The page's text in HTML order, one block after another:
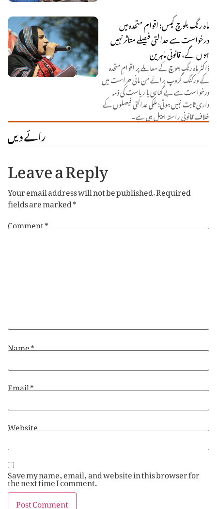
ماہ رنگ بلوچ کیس: اقوام متحدہ میں
درخواست سے عدالتی فیصلے متاثر نہیں
ہوں گے، قانونی ماہرین
ڈاکٹر ماہ رنگ بلوچ کے معاملے پر اقوامِ متحدہ
کے ورکنگ گروپ برائے من مانی حراست میں
درخواست سے بے گناہی یا ریاست کی ذمہ
داری ثابت نہیں ہوتی؛ ملکی عدالتی فیصلوں کے
خلاف قانونی راستہ اپیل ہی ہے۔
رائے دیں
Leave a Reply
Your email address will not be published.Required
fields are marked*
Comment*
Name*
Email*
Website
Save my name, email, and website in this browser for
the next time I comment.